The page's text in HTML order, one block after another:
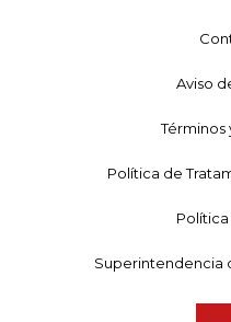
Aviso
Términos
Política de
Superintendencia